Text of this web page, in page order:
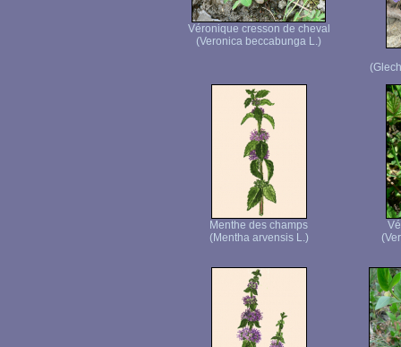
Véronique cresson de cheval
(Veronica beccabunga L.)
Menthe des champs
(Mentha arvensis L.)